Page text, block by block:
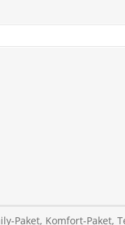
Paket, Komfort-Paket,